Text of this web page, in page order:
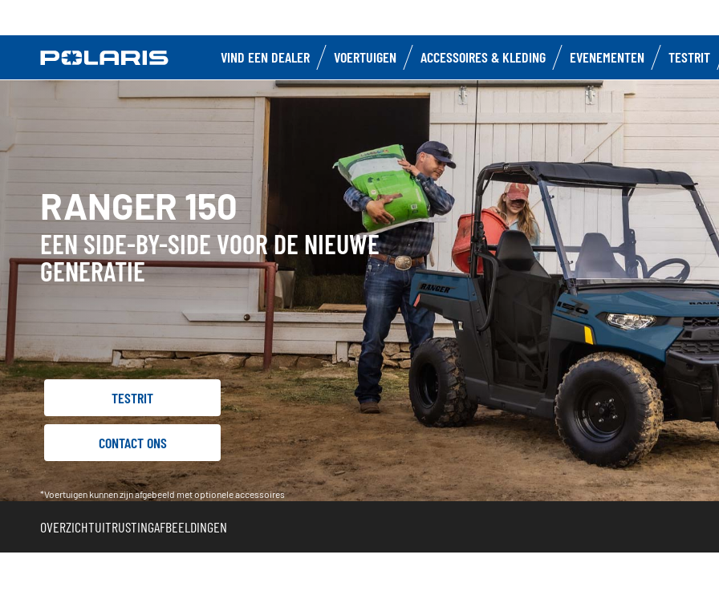
VIND EEN DEALER VOERTUIGEN ACCESSOIRES & KLEDING EVENEMENTEN TESTRIT
RANGER 150
EEN SIDE-BY-SIDE VOOR DE NIEUWE
GENERATIE
TESTRIT
CONTACT ONS
*Voertuigen kunnen zijn afgebeeld met optionele accessoires
OVERZICHTUITRUSTINGAFBEELDINGEN